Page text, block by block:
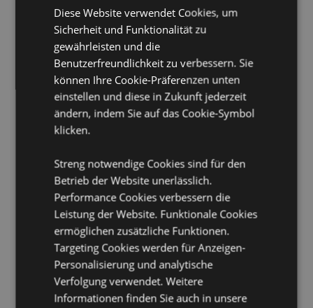
Material:100% Polyester
Produktinformation:Jede Tasche wird in einem
kleinen Beutel mit Clip geliefert, der eine kompakte
und einfache Aufbewahrung ermöglicht, wenn sie
nicht im Gebrauch ist.
Wiederverwendbar:Ja
Geeignet für Bleichmittel:Nein
Geeignet für den Trockner:
Geeignet zum Bügeln:Nein
Pflegehinweis:Nur mit einem feuchten Tuch
abwischen
Produkttressourcen:
Möchten Sie mehr über den Einkauf bei Puckator
erfahren?Dann lesen Sie unserenLeitfaden für
Kundeninformationen.
Diese Website verwendet Cookies, um
Sicherheit und Funktionalität zu
gewährleisten und die
Benutzerfreundlichkeit zu verbessern. Sie
können Ihre Cookie-Präferenzen unten
einstellen und diese in Zukunft jederzeit
ändern, indem Sie auf das Cookie-Symbol
klicken.
Streng notwendige Cookies sind für den
Betrieb der Website unerlässlich.
Performance Cookies verbessern die
Leistung der Website. Funktionale Cookies
ermöglichen zusätzliche Funktionen.
Targeting Cookies werden für Anzeigen-
Personalisierung und analytische
Verfolgung verwendet. Weitere
Informationen finden Sie auch in unsere